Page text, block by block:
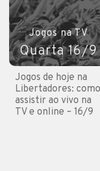
Jogos na TV
Quarta 16/9
Jogos de hoje na
Libertadores: como
assistir ao vivo na
TV e online – 16/9